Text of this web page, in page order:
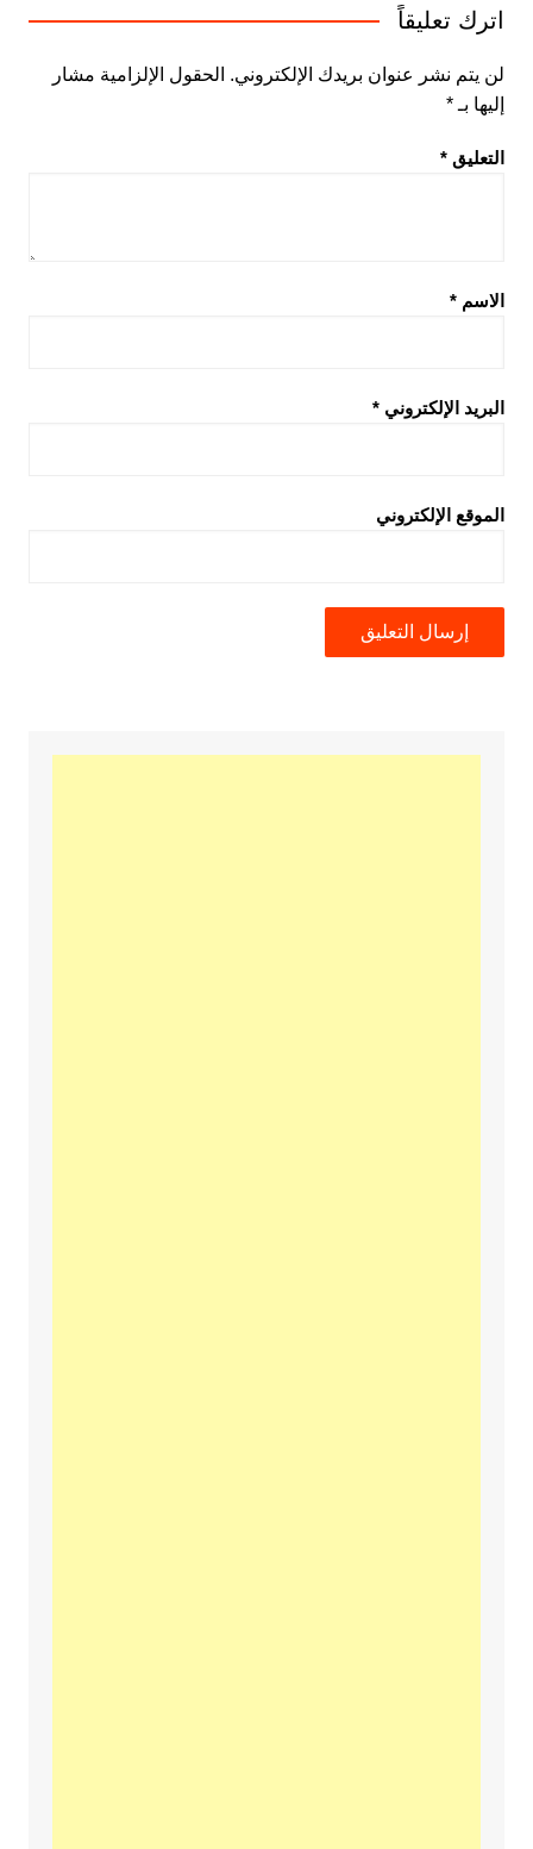
اترك تعليقاً
لن يتم نشر عنوان بريدك الإلكتروني. الحقول الإلزامية مشار
إليها بـ *
التعليق *
الاسم *
البريد الإلكتروني *
الموقع الإلكتروني